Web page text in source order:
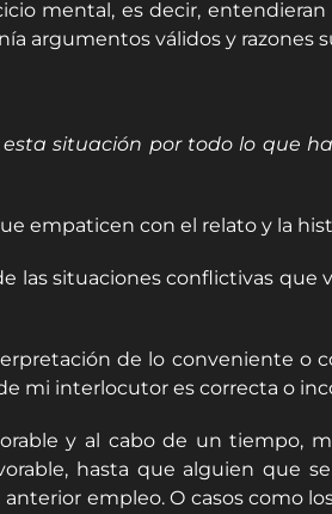
mental, es decir,
argumentos válidos y razones
situación por todo lo que
empaticen con el relato y la
las situaciones conflictivas
de lo conveniente o
mi interlocutor es correcta o
y al cabo de un tiempo,
hasta que alguien que
empleo. O casos como